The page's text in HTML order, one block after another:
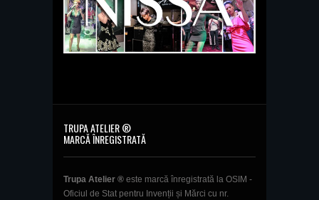
TRUPA ATELIER ®
MARCĂ ÎNREGISTRATĂ
Trupa Atelier ® este marcă înregistrată la OSIM -
Oficiul de Stat pentru Invenții și Mărci cu nr.